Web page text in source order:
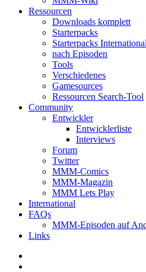
Ressourcen
Downloads komplett
Starterpacks
Starterpacks International
nach Episoden
Tools
Verschiedenes
Gamesources
Ressourcen Search-Tool
Community
Entwickler
Entwicklerliste
Interviews
Forum
Twitter
MMM-Comics
MMM-Magazin
MMM Lets Play
International
FAQs
MMM-Episoden auf
Links